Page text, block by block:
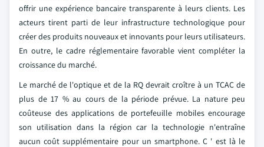
offrir une expérience bancaire transparente à leurs clients. Les
acteurs tirent parti de leur infrastructure technologique pour
créer des produits nouveaux et innovants pour leurs utilisateurs.
En outre, le cadre réglementaire favorable vient compléter la
croissance du marché.
Le marché de l'optique et de la RQ devrait croître à un TCAC de
plus de 17 % au cours de la période prévue. La nature peu
coûteuse des applications de portefeuille mobiles encourage
son utilisation dans la région car la technologie n'entraîne
aucun coût supplémentaire pour un smartphone. C ' est là le